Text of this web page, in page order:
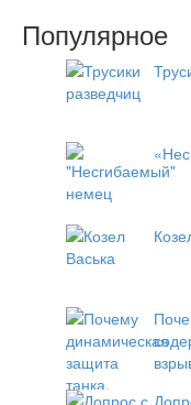
Популярное